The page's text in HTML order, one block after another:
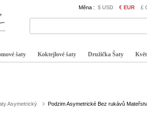
Měna : $ USD € EUR £
šaty Koktejlové šaty Družička Šaty
Asymetrický Podzim Asymetrické Bez rukávů